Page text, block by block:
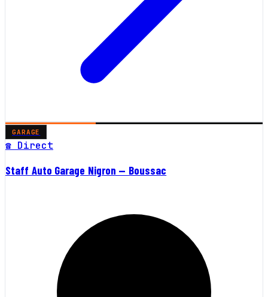
GARAGE
☎ Direct
Staff Auto Garage Nigron — Boussac